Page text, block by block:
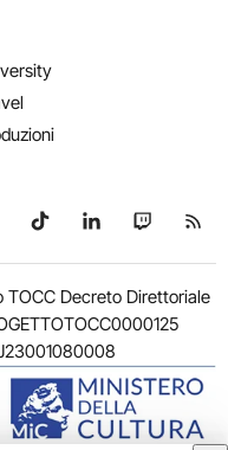
WhatsApp
su Telegram
Seguici su TikTok
Seguici su
Seguici
Decreto Direttoriale